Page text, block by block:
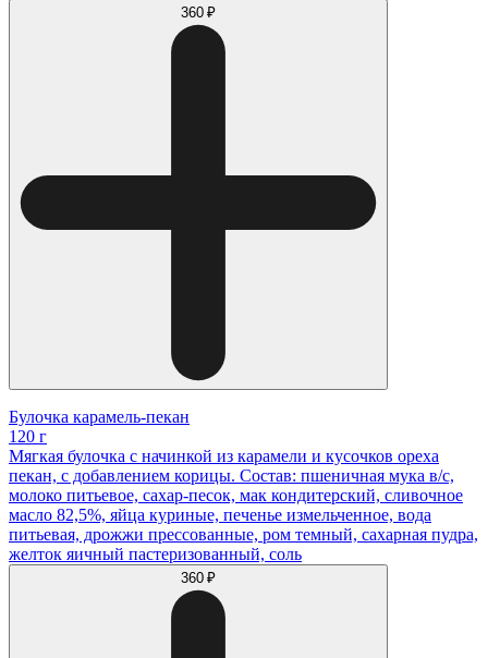
360 ₽
Булочка карамель-пекан
120 г
Мягкая булочка с начинкой из карамели и кусочков ореха
пекан, с добавлением корицы. Состав: пшеничная мука в/с,
молоко питьевое, сахар-песок, мак кондитерский, сливочное
масло 82,5%, яйца куриные, печенье измельченное, вода
питьевая, дрожжи прессованные, ром темный, сахарная пудра,
желток яичный пастеризованный, соль
360 ₽